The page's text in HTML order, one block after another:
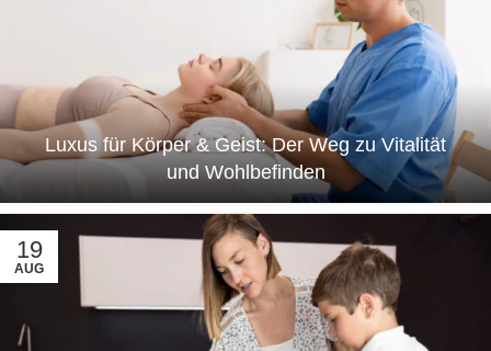
Luxus für Körper & Geist: Der Weg zu Vitalität
und Wohlbefinden
19
AUG